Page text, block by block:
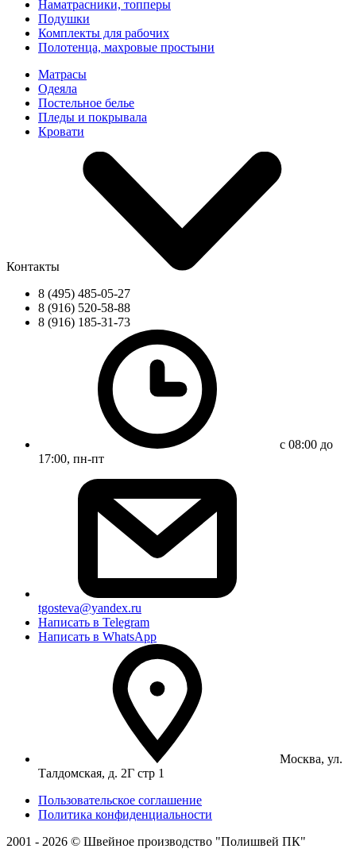
Наматрасники, топперы
Подушки
Комплекты для рабочих
Полотенца, махровые простыни
Матрасы
Одеяла
Постельное белье
Пледы и покрывала
Кровати
Контакты
8 (495) 485-05-27
8 (916) 520-58-88
8 (916) 185-31-73
с 08:00 до
17:00, пн-пт
tgosteva@yandex.ru
Написать в Telegram
Написать в WhatsApp
Москва, ул.
Талдомская, д. 2Г стр 1
Пользовательское соглашение
Политика конфиденциальности
2001 - 2026 © Швейное производство "Полишвей ПК"